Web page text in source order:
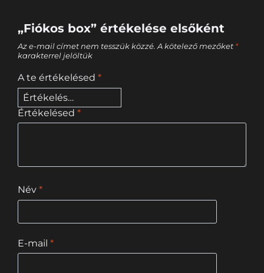
„Fiókos box” értékelése elsőként
Az e-mail címet nem tesszük közzé. A kötelező mezőket *
karakterrel jelöltük
A te értékelésed *
Értékelésed *
Név *
E-mail *